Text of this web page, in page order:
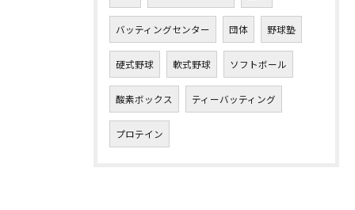
バッティングセンター 団体 野球塾
硬式野球 軟式野球 ソフトボール
酸素ボックス ティーバッティング
プロテイン